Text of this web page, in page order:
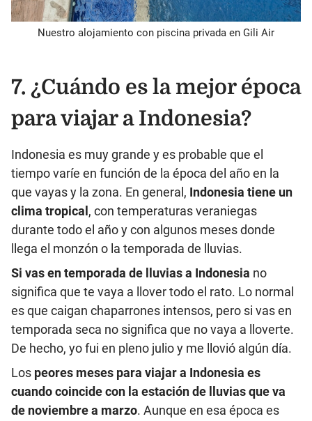
Nuestro alojamiento con piscina privada en Gili Air
7. ¿Cuándo es la mejor época
para viajar a Indonesia?
Indonesia es muy grande y es probable que el
tiempo varíe en función de la época del año en la
que vayas y la zona. En general, Indonesia tiene un
clima tropical , con temperaturas veraniegas
durante todo el año y con algunos meses donde
llega el monzón o la temporada de lluvias.
Si vas en temporada de lluvias a Indonesia no
significa que te vaya a llover todo el rato. Lo normal
es que caigan chaparrones intensos, pero si vas en
temporada seca no significa que no vaya a lloverte.
De hecho, yo fui en pleno julio y me llovió algún día.
Los peores meses para viajar a Indonesia es
cuando coincide con la estación de lluviasque va
de noviembre a marzo. Aunque en esa época es